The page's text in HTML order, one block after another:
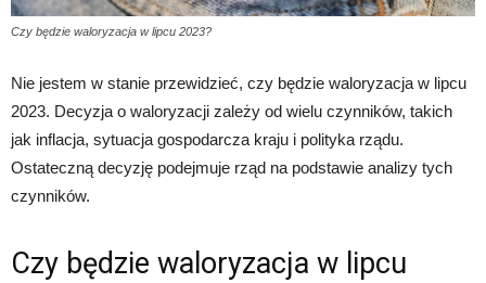
Czy będzie waloryzacja w lipcu 2023?
Nie jestem w stanie przewidzieć, czy będzie waloryzacja w lipcu
2023. Decyzja o waloryzacji zależy od wielu czynników, takich
jak inflacja, sytuacja gospodarcza kraju i polityka rządu.
Ostateczną decyzję podejmuje rząd na podstawie analizy tych
czynników.
Czy będzie waloryzacja w lipcu